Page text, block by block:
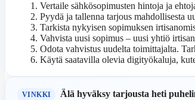
Vertaile sähkösopimusten hintoja ja
Pyydä ja tallenna tarjous mahdollisesta
Tarkista nykyisen sopimuksen
Vahvista uusi sopimus – uusi yhtiö
Odota vahvistus uudelta toimittajalta.
Käytä saatavilla olevia digityökaluja,
VINKKI Älä hyväksy tarjousta heti